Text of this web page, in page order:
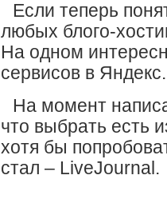
Если теперь
любых блого-
На одном
сервисов в Яндекс.
На момент
что выбрать есть
хотя бы
стал – LiveJournal.